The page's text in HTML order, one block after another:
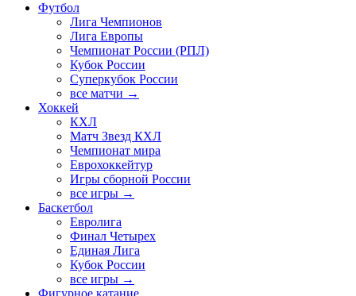
Футбол
Лига Чемпионов
Лига Европы
Чемпионат России (РПЛ)
Кубок России
Суперкубок России
все матчи →
Хоккей
КХЛ
Матч Звезд КХЛ
Чемпионат мира
Еврохоккейтур
Игры сборной России
все игры →
Баскетбол
Евролига
Финал Четырех
Единая Лига
Кубок России
все игры →